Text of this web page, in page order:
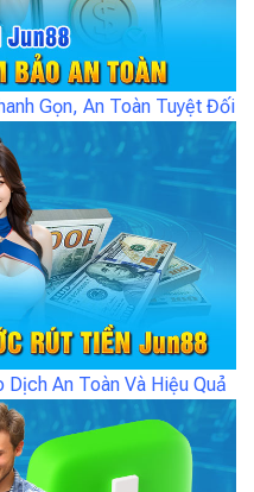
Gọn, An Toàn Tuyệt Đối
An Toàn Và Hiệu Quả